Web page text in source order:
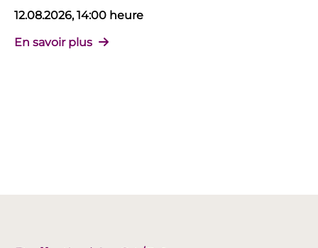
12.08.2026, 14:00 heure
En savoir plus